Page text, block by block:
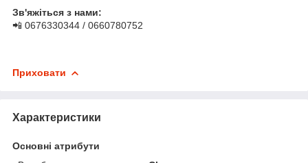
Зв'яжіться з нами:
📲 0676330344 / 0660780752
Приховати
Характеристики
Основні атрибути